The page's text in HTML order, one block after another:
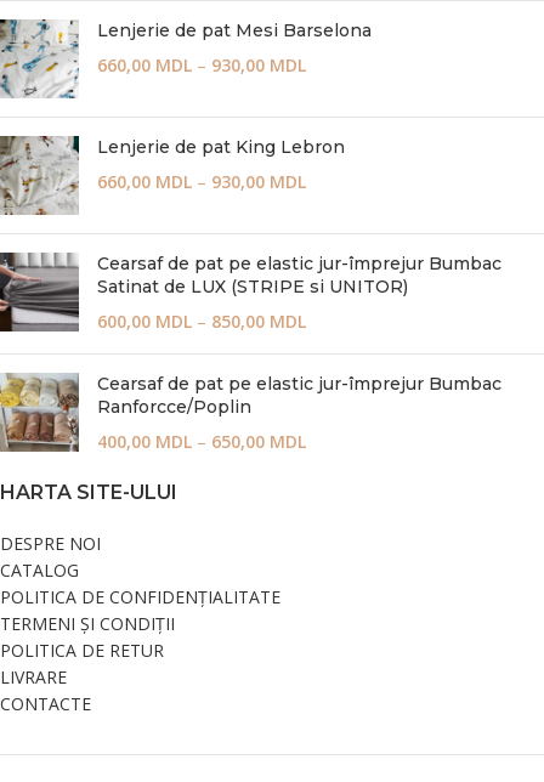
Lenjerie de pat Mesi Barselona
660,00 MDL – 930,00 MDL
Lenjerie de pat King Lebron
660,00 MDL – 930,00 MDL
Cearsaf de pat pe elastic jur-împrejur Bumbac
Satinat de LUX (STRIPE si UNITOR)
600,00 MDL – 850,00 MDL
Cearsaf de pat pe elastic jur-împrejur Bumbac
Ranforcce/Poplin
400,00 MDL – 650,00 MDL
HARTA SITE-ULUI
DESPRE NOI
CATALOG
POLITICA DE CONFIDENȚIALITATE
TERMENI ȘI CONDIȚII
POLITICA DE RETUR
LIVRARE
CONTACTE